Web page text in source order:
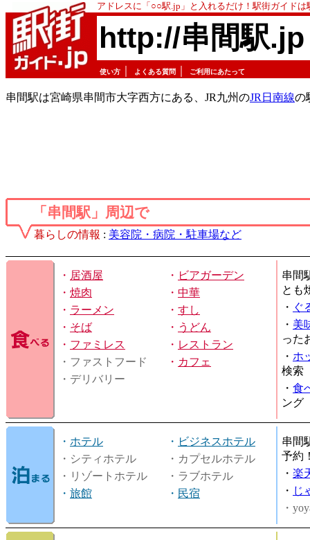
アドレスに「○○駅.jp」と入れるだけ！駅街ガイド
http://串間駅.jp
使い方 よくある質問 ご利用にあたって
串間駅は宮崎県串間市大字西方にある、JR九州のJR日南線の
「串間駅」周辺で
暮らしの情報 : 美容院・病院・駐車場など
・ 居酒屋 ・ ビアガーデン
・ 焼肉 ・ 中華
・ ラーメン ・ すし
・ そば ・ うどん
・ ファミレス ・ レストラン
・ファストフード
・ カフェ
・デリバリー
串間
とも
・ ぐ
・ 美
った
・ ホ
検索
・ 食
ング
・ ホテル ・ ビジネスホテル
・シティホテル
・カプセルホテル
・リゾートホテル
・ラブホテル
・ 旅館 ・ 民宿
串間
予約
・ 楽
・ じ
・